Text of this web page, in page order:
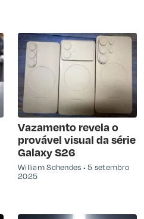
Vazamento revela o
provável visual da série
Galaxy S26
William Schendes
5 setembro
2025